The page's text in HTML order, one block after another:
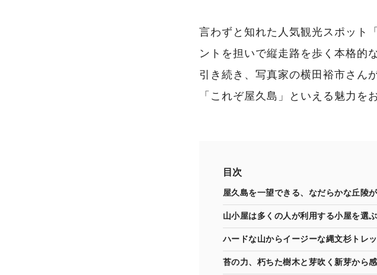
言わずと知れた人気観光スポット
ントを担いで縦走路を歩く本格的
引き続き、写真家の横田裕市さん
「これぞ屋久島」といえる魅力を
目次
屋久島を一望できる、なだらかな丘陵が
山小屋は多くの人が利用する小屋を選
ハードな山からイージーな縄文杉トレ
苔の力、朽ちた樹木と芽吹く新芽から